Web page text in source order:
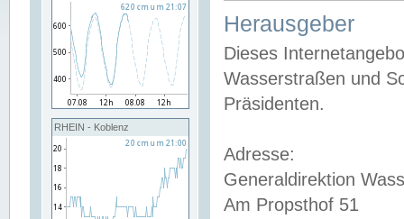
RHEIN - Koblenz
Herausgeber
Dieses
Wasserstraßen und
Präsidenten.
Adresse:
Generaldirektion
Am Propsthof 51